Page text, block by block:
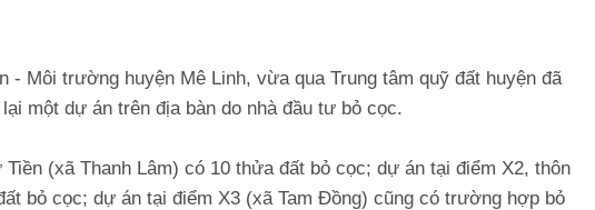
- Môi trường huyện Mê Linh, vừa qua Trung tâm quỹ đất huyện đã
một dự án trên địa bàn do nhà đầu tư bỏ cọc.
(xã Thanh Lâm) có 10 thửa đất bỏ cọc; dự án tại điểm X2, thôn
bỏ cọc; dự án tại điểm X3 (xã Tam Đồng) cũng có trường hợp bỏ